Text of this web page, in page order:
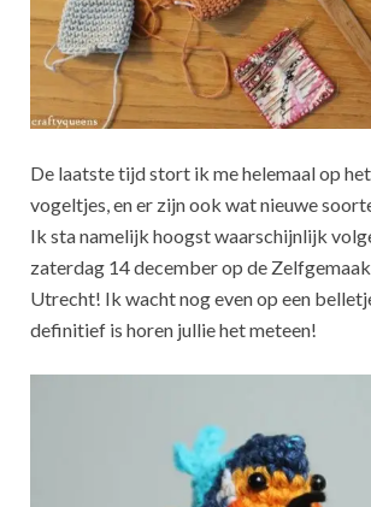
De laatste tijd stort ik me helemaal op
vogeltjes, en er zijn ook wat nieuwe
Ik sta namelijk hoogst waarschijnlijk
zaterdag 14 december op de
Utrecht! Ik wacht nog even op een
definitief is horen jullie het meteen!